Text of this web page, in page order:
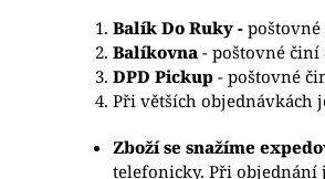
Balík Do Ruky - poštovné
Balíkovna - poštovné činí
DPD Pickup - poštovné
Při větších objednávkách
Zboží se snažíme
telefonicky. Při objednání